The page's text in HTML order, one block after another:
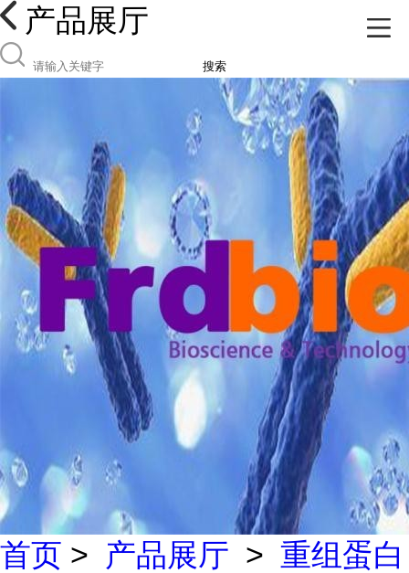
产品展厅
搜索
首页 > 产品展厅 > 重组蛋白